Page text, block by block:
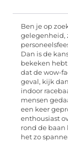
Ben je op
gelegenheid,
Dan is de
bekeken
dat de wow-
geval, kijk
indoor
mensen
een keer
enthousiast
rond de baan
het zo